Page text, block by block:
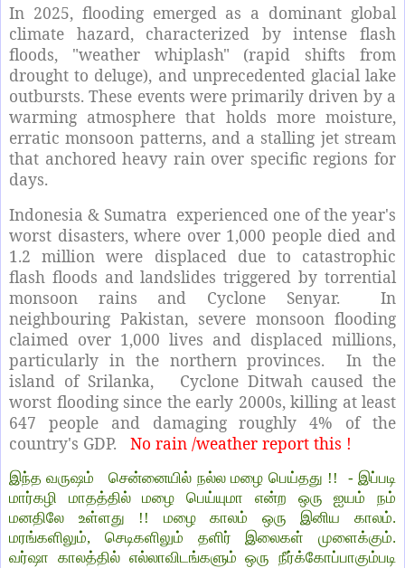
In 2025, flooding emerged as a dominant global
climate hazard, characterized by intense flash
floods, "weather whiplash" (rapid shifts from
drought to deluge), and unprecedented glacial lake
outbursts. These events were primarily driven by a
warming atmosphere that holds more moisture,
erratic monsoon patterns, and a stalling jet stream
that anchored heavy rain over specific regions for
days.
Indonesia & Sumatra experienced one of the year's
worst disasters, where over 1,000 people died and
1.2 million were displaced due to catastrophic
flash floods and landslides triggered by torrential
monsoon rains and Cyclone Senyar. In
neighbouring Pakistan, severe monsoon flooding
claimed over 1,000 lives and displaced millions,
particularly in the northern provinces. In the
island of Srilanka, Cyclone Ditwah caused the
worst flooding since the early 2000s, killing at least
647 people and damaging roughly 4% of the
country's GDP. No rain /weather report this !
இந்த வருஷம் சென்னையில் நல்ல மழை பெய்தது !! - இப்படி
மார்கழி மாதத்தில் மழை பெய்யுமா என்ற ஒரு ஐயம் நம்
மனதிலே உள்ளது !! மழை காலம் ஒரு இனிய காலம்.
மரங்களிலும், செடிகளிலும் தளிர் இலைகள் முளைக்கும்.
வர்ஷா காலத்தில் எல்லாவிடங்களும் ஒரு நீர்க்கோப்பாகும்படி